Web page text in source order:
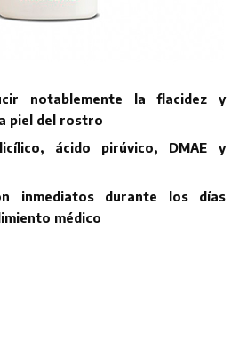
notablemente la flacidez y
piel del rostro
ácido pirúvico, DMAE y
inmediatos durante los días
médico